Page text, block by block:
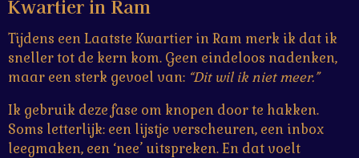
Kwartier in Ram
Tijdens een Laatste Kwartier in Ram merk ik dat ik
sneller tot de kern kom. Geen eindeloos nadenken,
maar een sterk gevoel van: “Dit wil ik niet meer.”
Ik gebruik deze fase om knopen door te hakken.
Soms letterlijk: een lijstje verscheuren, een inbox
leegmaken, een ‘nee’ uitspreken. En dat voelt